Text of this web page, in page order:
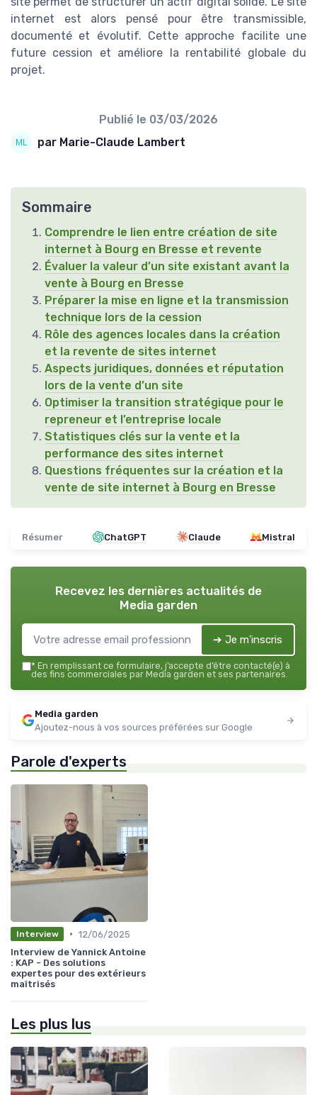
internet est alors pensé pour être transmissible,
documenté et évolutif. Cette approche facilite une
future cession et améliore la rentabilité globale du
projet.
Publié le 03/03/2026
par Marie-Claude Lambert
Sommaire
Comprendre le lien entre création de site
internet à Bourg en Bresse et revente
Évaluer la valeur d’un site existant avant la
vente à Bourg en Bresse
Préparer la mise en ligne et la transmission
technique lors de la cession
Rôle des agences locales dans la création
et la revente de sites internet
Aspects juridiques, données et réputation
lors de la vente d’un site
Optimiser la transition stratégique pour le
repreneur et l’entreprise locale
Statistiques clés sur la vente et la
performance des sites internet
Questions fréquentes sur la création et la
vente de site internet à Bourg en Bresse
Résumer ChatGPT Claude Mistral
Recevez les dernières actualités de
Media garden
➔ Je m'inscris
* En remplissant ce formulaire, j’accepte d’être contacté(e) à
des fins commerciales par Media garden et ses partenaires.
Media garden
Ajoutez-nous à vos sources préférées sur Google
Parole d'experts
Interview • 12/06/2025
Interview de Yannick Antoine
: KAP - Des solutions
expertes pour des extérieurs
maîtrisés
Les plus lus